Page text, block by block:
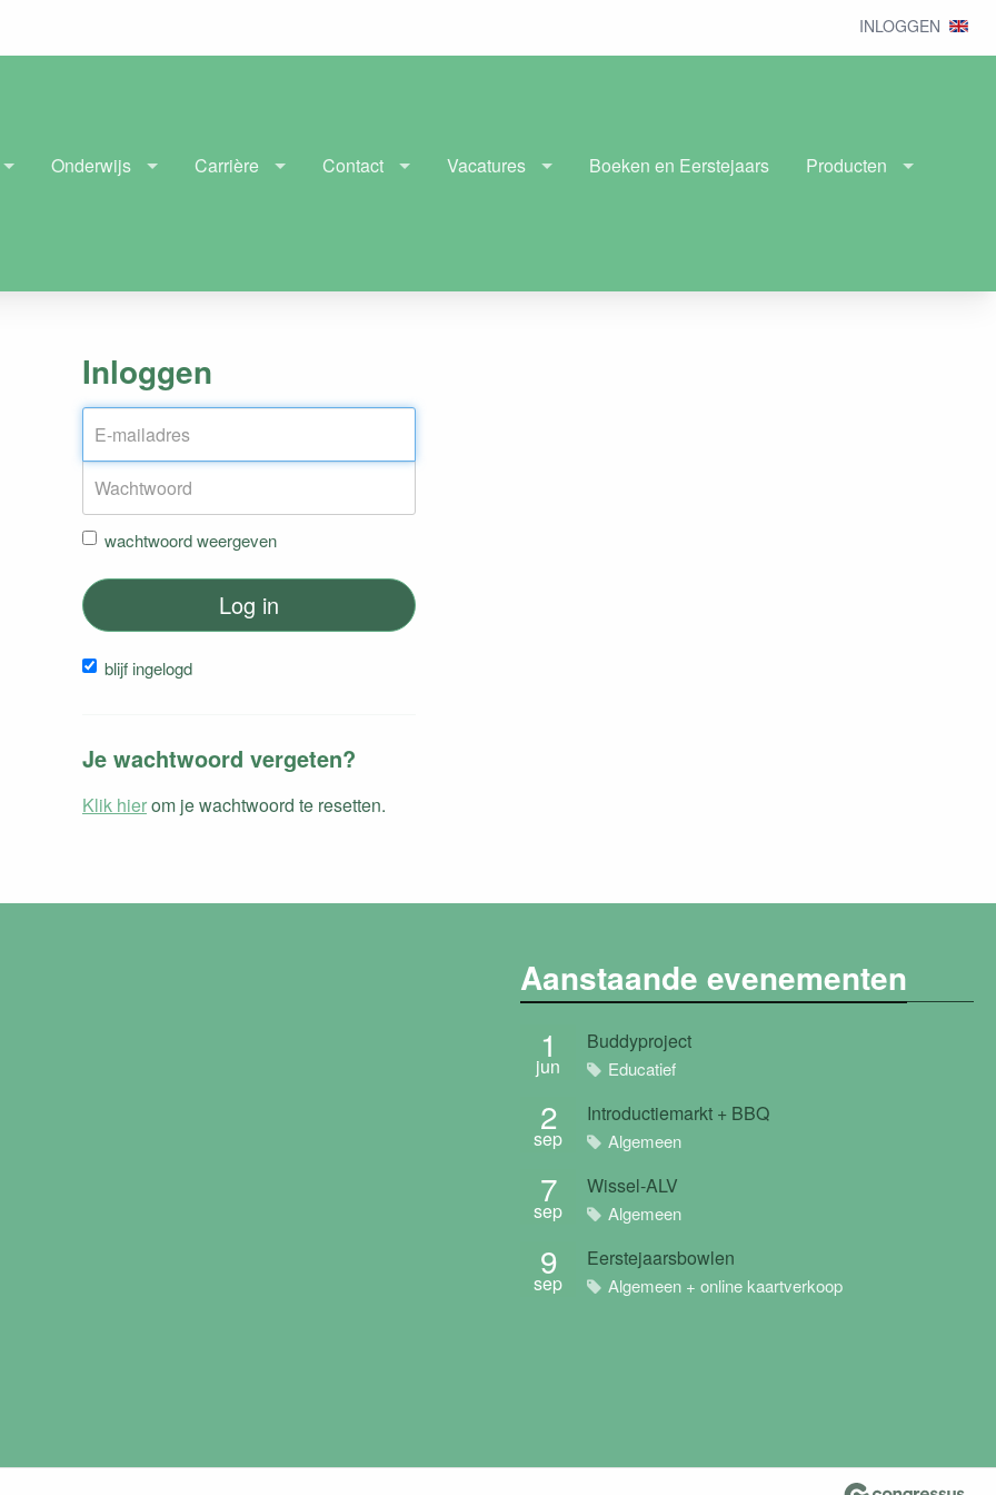
INLOGGEN
Onderwijs Carrière Contact Vacatures Boeken en Eerstejaars Producten
Inloggen
wachtwoord weergeven
Log in
blijf ingelogd
Je wachtwoord vergeten?
Klik hierom je wachtwoord te resetten.
Aanstaande evenementen
1
jun
Buddyproject
Educatief
2
sep
Introductiemarkt + BBQ
Algemeen
7
sep
Wissel-ALV
Algemeen
9
sep
Eerstejaarsbowlen
Algemeen + online kaartverkoop